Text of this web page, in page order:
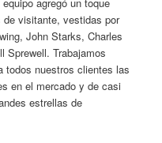
de visitante, vestidas por
John Starks, Charles
Sprewell. Trabajamos
todos nuestros clientes las
en el mercado y de casi
estrellas de